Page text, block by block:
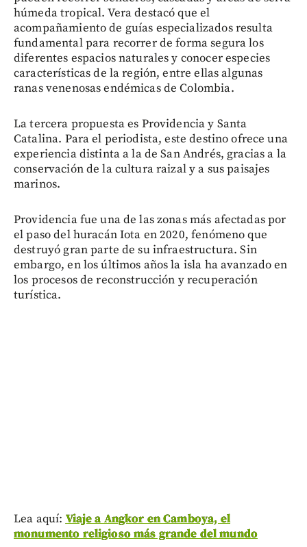
húmeda tropical. Vera destacó que el
acompañamiento de guías especializados resulta
fundamental para recorrer de forma segura los
diferentes espacios naturales y conocer especies
características de la región, entre ellas algunas
ranas venenosas endémicas de Colombia.
La tercera propuesta es Providencia y Santa
Catalina. Para el periodista, este destino ofrece una
experiencia distinta a la de San Andrés, gracias a la
conservación de la cultura raizal y a sus paisajes
marinos.
Providencia fue una de las zonas más afectadas por
el paso del huracán Iota en 2020, fenómeno que
destruyó gran parte de su infraestructura. Sin
embargo, en los últimos años la isla ha avanzado en
los procesos de reconstrucción y recuperación
turística.
Lea aquí: Viaje a Angkor en Camboya, el
monumento religioso más grande del mundo